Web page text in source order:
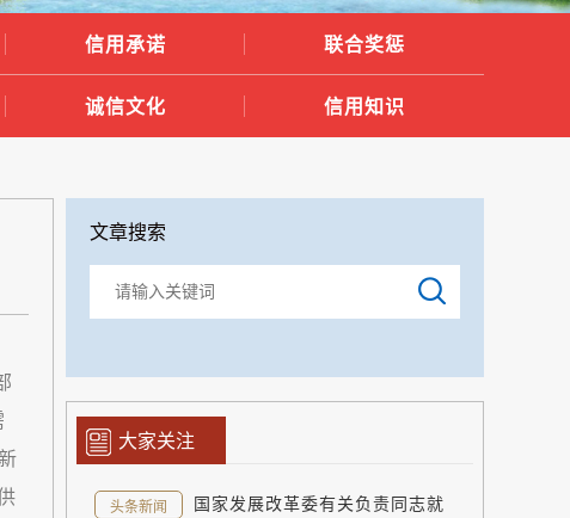
信用承诺 联合奖惩
诚信文化 信用知识
文章搜索
大家关注
头条新闻
国家发展改革委有关负责同志就